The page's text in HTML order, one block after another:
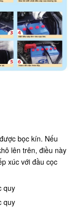
bọc kín. Nếu
lên trên, điều này
xúc với đầu cọc
quy
quy